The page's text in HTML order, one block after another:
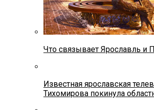
Что связывает Ярославль и
Известная ярославская
Тихомирова покинула